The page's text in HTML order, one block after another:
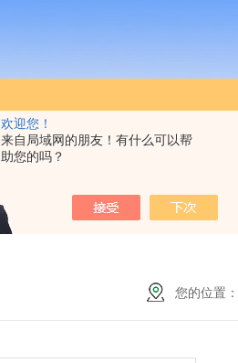
欢迎您！
来自局域网的朋友！有什么可以帮
助您的吗？
您的位置：